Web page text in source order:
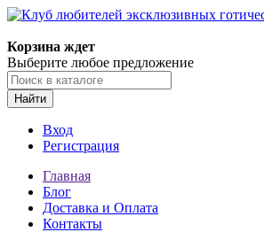
Корзина ждет
Выберите любое предложение
Найти
Вход
Регистрация
Главная
Блог
Доставка и Оплата
Контакты